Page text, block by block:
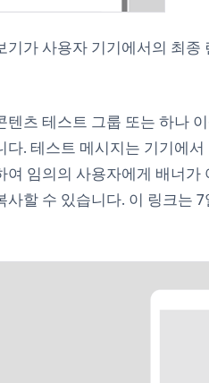
가 사용자 기기에서의 최
츠 테스트 그룹 또는 하나
다. 테스트 메시지는 기기에
여 임의의 사용자에게 배너
할 수 있습니다. 이 링크는